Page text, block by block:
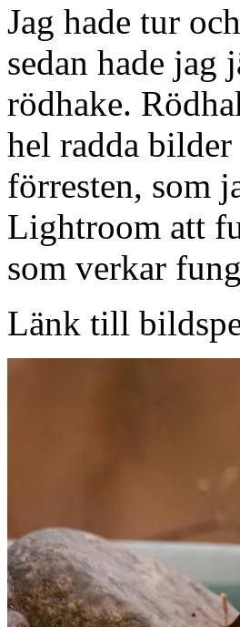
Jag hade tur
sedan hade jag
rödhake.
hel radda
förresten, som
Lightroom att
som verkar
Länk till